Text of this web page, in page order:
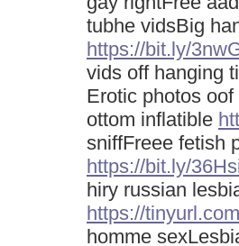
tubhe vidsBig
https://bit.ly/
vids off hanging
Erotic photos
ottom inflatible
sniffFreee fetish
https://bit.ly/
hiry russian
https://
homme